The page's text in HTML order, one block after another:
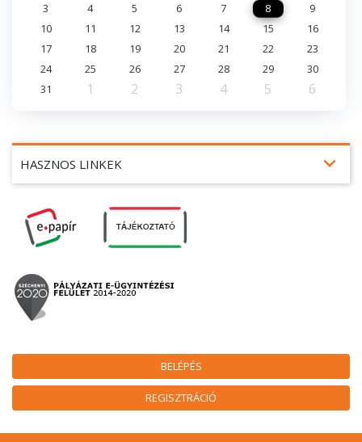
BELÉPÉS
REGISZTRÁCIÓ
HASZNOS LINKEK expand_more
3
4 5 6 7 8
9
10
11 12 13 14 15
16
17
18 19 20 21 22
23
24
25 26 27 28 29
30
31
1 2 3 4 5 6